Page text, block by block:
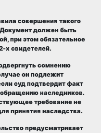
совершения такого
должен быть
при этом обязательное
х свидетелей.
сомнению
он подлежит
суд подтвердит факт
наследников.
требование не
принятия наследства.
предусматривает